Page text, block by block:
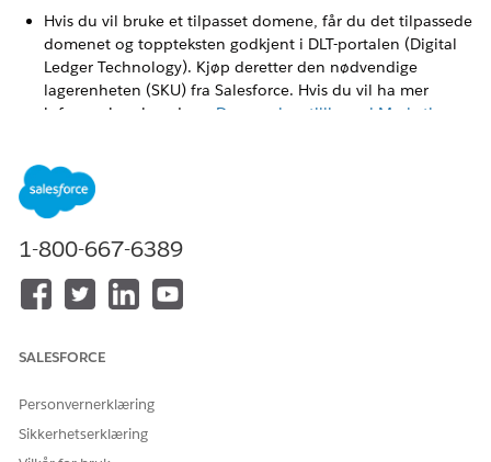
Hvis du vil bruke et tilpasset domene, får du det tilpassede
domenet og toppteksten godkjent i DLT-portalen (Digital
Ledger Technology). Kjøp deretter den nødvendige
lagerenheten (SKU) fra Salesforce. Hvis du vil ha mer
informasjon, kan du se Domeneinnstillinger i Marketing
kundeansvarlig bekrefte domenet fordi domenet kan
variere på tvers av forskjellige miljøer. Du kan også
har bekreftet det, får du domenet og toppteksten
godkjent i DLT-portalen. For eksempel
o/header/aoRFINCUF
Domenet og toppteksten i SMS-teksten skiller mellom små
domenet og toppteksten.
Før du starter en kampanje, bør du se gjennom
1-800-667-6389
SALESFORCE
Personvernerklæring
Sikkerhetserklæring